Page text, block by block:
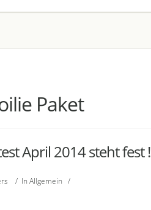
Paket
April 2014 steht fest !
/ In Allgemein /